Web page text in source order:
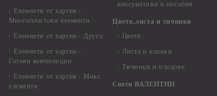
Елементи от хартия -
Многопластови елементи
Елементи от хартия - Други
Елементи от хартия -
Готови композиции
Елементи от хартия - Микс
елементи
консумативи и пособия
Цветя,листа и тичинки
Цветя
Листа и клонки
Тичинки и плодове
Свети ВАЛЕНТИН